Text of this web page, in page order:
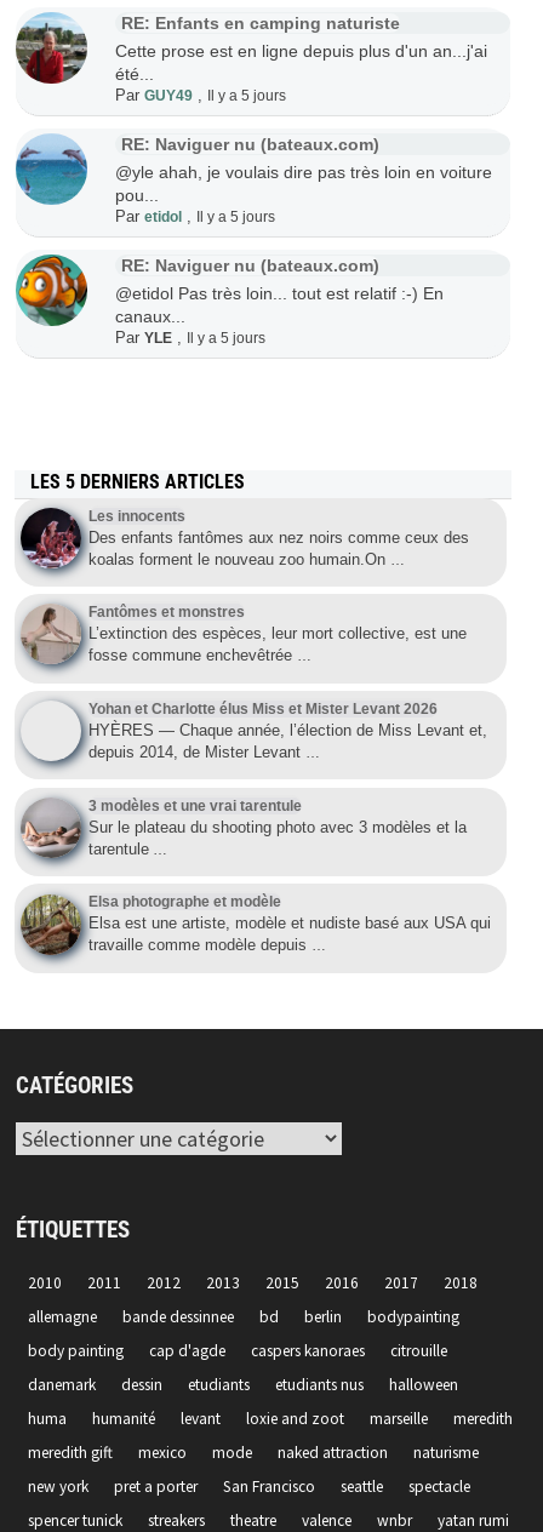
RE: Enfants en camping naturiste
Cette prose est en ligne depuis plus d'un an...j'ai
été...
Par GUY49, Il y a 5 jours
RE: Naviguer nu (bateaux.com)
@yle ahah, je voulais dire pas très loin en voiture
pou...
Par etidol, Il y a 5 jours
RE: Naviguer nu (bateaux.com)
@etidol Pas très loin... tout est relatif :-) En
canaux...
Par YLE, Il y a 5 jours
LES 5 DERNIERS ARTICLES
Les innocents
Des enfants fantômes aux nez noirs comme ceux des
koalas forment le nouveau zoo humain.On
Fantômes et monstres
L’extinction des espèces, leur mort collective, est une
fosse commune enchevêtrée …
Yohan et Charlotte élus Miss et Mister Levant 2026
HYÈRES — Chaque année, l’élection de Miss Levant et,
depuis 2014, de Mister Levant …
3 modèles et une vrai tarentule
Sur le plateau du shooting photo avec 3 modèles et la
tarentule
Elsa photographe et modèle
Elsa est une artiste, modèle et nudiste basé aux USA qui
travaille comme modèle depuis …
CATÉGORIES
Catégories
ÉTIQUETTES
2010 2011 2012 2013 2015 2016 2017
2018
allemagne
bande dessinnee bd berlin
bodypainting
body painting
cap d'agde caspers kanoraes
citrouille
danemark
dessin etudiants etudiants nus
halloween
huma
humanité levant loxie and zoot marseille
meredith
meredith gift
mexico mode naked attraction
naturisme
new york
pret a porter San Francisco seattle
spectacle
spencer tunick
streakers theatre valence wnbr
yatan rumi